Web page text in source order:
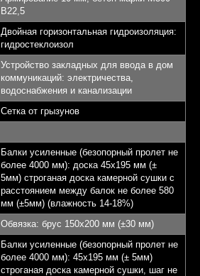
B22,5
Двойная горизонтальная гидроизоляция:
гидростеклоизол
Устройство закладных для ввода в дом
коммуникаций: электричества,
водоснабжения и канализации
Сетка от грызунов
Балки усиленные (безопорный пролет не
более 4000 мм): доска 45х195 мм (±
5мм) строганая доска камерной сушки с
расстоянием между балок не более 580
мм (±5мм) (влажность 14-18%)
Обвязка: брус 150х200 мм (±30 мм)
Балки усиленные (безопорный пролет не
более 4000 мм): 45х195 мм (± 5мм)
строганая доска камерной сушки, шаг не